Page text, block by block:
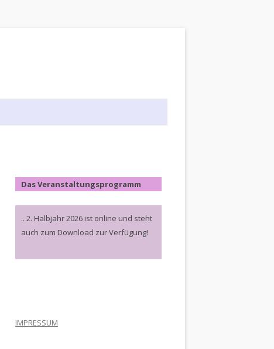
Das Veranstaltungsprogramm
.. 2. Halbjahr 2026 ist online und steht
auch zum Download zur Verfügung!
IMPRESSUM